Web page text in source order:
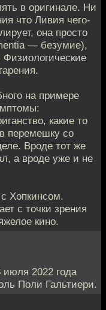
в оригинале. Ни
что Ливия чего-
она просто
— безумие),
на примере
какие то
перемешку со
Вроде тот же
а вроде уже и не
Хопкинсом.
с точки зрения
кино.
2022 года
Поли Гальтиери.